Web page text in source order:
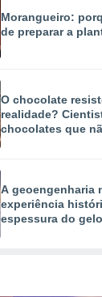
Morangueiro:
de preparar a
O chocolate
realidade?
chocolates que
A geoengenharia
experiência
espessura do